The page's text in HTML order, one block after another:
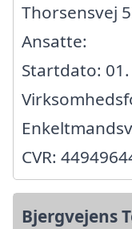
Thorsensvej
Ansatte:
Startdato:
CVR:
Bjergvejens